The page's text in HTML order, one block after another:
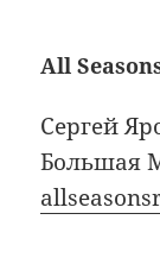
All
Сергей
Большая